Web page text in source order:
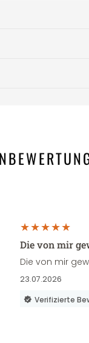
Die von mir
Die von mir
23.07.2026
Verifizierte